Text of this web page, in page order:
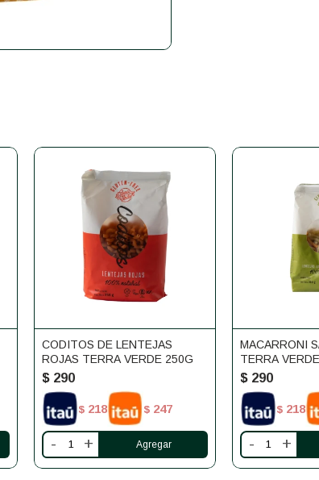
CODITOS DE LENTEJAS
ROJAS TERRA VERDE 250G
$ 290
$ 218 $ 247
- +
MACARRONI
TERRA VERDE
$ 290
$ 218
- +